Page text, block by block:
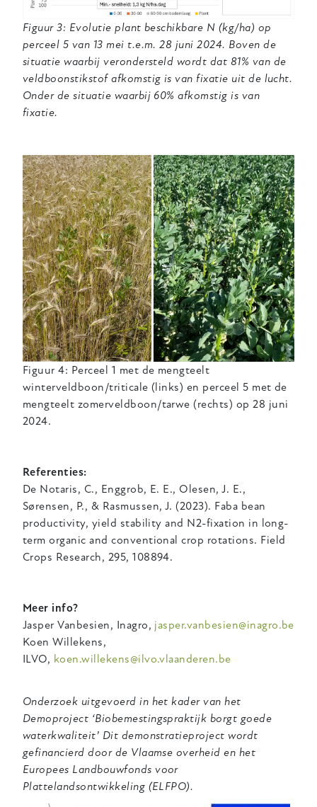
Figuur 3: Evolutie plant beschikbare N (kg/ha) op
perceel 5 van 13 mei t.e.m. 28 juni 2024. Boven de
situatie waarbij verondersteld wordt dat 81% van de
veldboonstikstof afkomstig is van fixatie uit de lucht.
Onder de situatie waarbij 60% afkomstig is van
fixatie.
Figuur 4: Perceel 1 met de mengteelt
winterveldboon/triticale (links) en perceel 5 met de
mengteelt zomerveldboon/tarwe (rechts) op 28 juni
2024.
Referenties:
De Notaris, C., Enggrob, E. E., Olesen, J. E.,
Sørensen, P., & Rasmussen, J. (2023). Faba bean
productivity, yield stability and N2-fixation in long-
term organic and conventional crop rotations. Field
Crops Research, 295, 108894.
Meer info?
Jasper Vanbesien, Inagro, jasper.vanbesien@inagro.be
Koen Willekens,
ILVO, koen.willekens@ilvo.vlaanderen.be
Onderzoek uitgevoerd in het kader van het
Demoproject ‘Biobemestingspraktijk borgt goede
waterkwaliteit’ Dit demonstratieproject wordt
gefinancierd door de Vlaamse overheid en het
Europees Landbouwfonds voor
Plattelandsontwikkeling (ELFPO).